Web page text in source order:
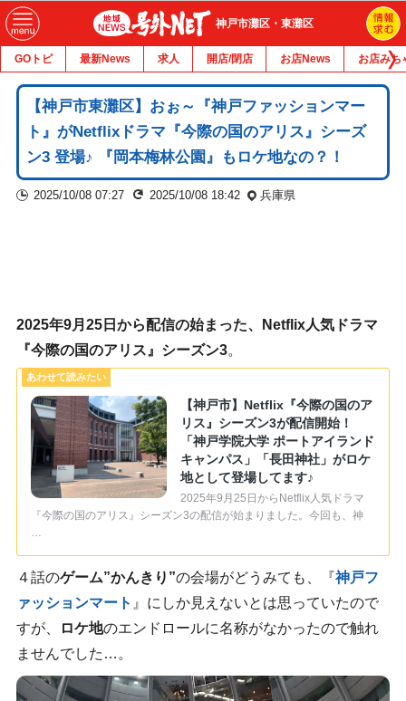
神戸市灘区・東灘区
GOトピ 最新News 求人 開店/閉店 お店News お店みち
【神戸市東灘区】おぉ～『神戸ファッションマー
ト』がNetflixドラマ『今際の国のアリス』シーズ
ン3 登場♪ 『岡本梅林公園』もロケ地なの？！
2025/10/08 07:27 2025/10/08 18:42 兵庫県
2025年9月25日から配信の始まった、Netflix人気ドラマ
『今際の国のアリス』シーズン3。
【神戸市】Netflix『今際の国のア
リス』シーズン3が配信開始！
「神戸学院大学 ポートアイランド
キャンパス」「長田神社」がロケ
地として登場してます♪
2025年9月25日からNetflix人気ドラマ
『今際の国のアリス』シーズン3の配信が始まりました。今回も、神
…
４話のゲーム”かんきり”の会場がどうみても、『神戸フ
ァッションマート 』にしか見えないとは思っていたので
すが、
ロケ地のエンドロールに名称がなかったので触れ
ませんでした…。